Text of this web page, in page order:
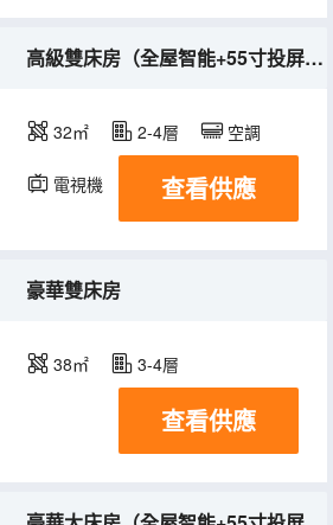
高級雙床房（全屋智能+55寸投屏電視+智能馬桶）
32㎡ 2-4層 空調
電視機 查看供應
豪華雙床房
38㎡ 3-4層
查看供應